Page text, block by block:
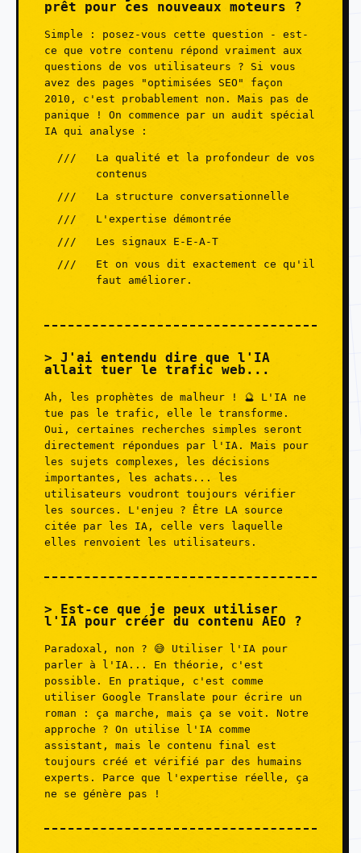
prêt pour ces nouveaux moteurs ?
Simple : posez-vous cette question - est-
ce que votre contenu répond vraiment aux
questions de vos utilisateurs ? Si vous
avez des pages "optimisées SEO" façon
2010, c'est probablement non. Mais pas de
panique ! On commence par un audit spécial
IA qui analyse :
La qualité et la profondeur de vos
contenus
La structure conversationnelle
L'expertise démontrée
Les signaux E-E-A-T
Et on vous dit exactement ce qu'il
faut améliorer.
J'ai entendu dire que l'IA
allait tuer le trafic web...
Ah, les prophètes de malheur ! 🔮 L'IA ne
tue pas le trafic, elle le transforme.
Oui, certaines recherches simples seront
directement répondues par l'IA. Mais pour
les sujets complexes, les décisions
importantes, les achats... les
utilisateurs voudront toujours vérifier
les sources. L'enjeu ? Être LA source
citée par les IA, celle vers laquelle
elles renvoient les utilisateurs.
Est-ce que je peux utiliser
l'IA pour créer du contenu AEO ?
Paradoxal, non ? 😅 Utiliser l'IA pour
parler à l'IA... En théorie, c'est
possible. En pratique, c'est comme
utiliser Google Translate pour écrire un
roman : ça marche, mais ça se voit. Notre
approche ? On utilise l'IA comme
assistant, mais le contenu final est
toujours créé et vérifié par des humains
experts. Parce que l'expertise réelle, ça
ne se génère pas !